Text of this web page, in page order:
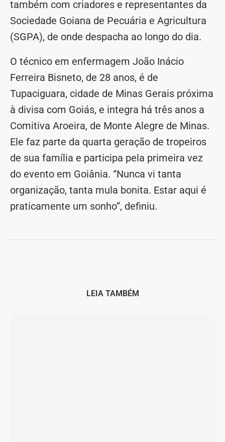
também com criadores e representantes da
Sociedade Goiana de Pecuária e Agricultura
(SGPA), de onde despacha ao longo do dia.
O técnico em enfermagem João Inácio
Ferreira Bisneto, de 28 anos, é de
Tupaciguara, cidade de Minas Gerais próxima
à divisa com Goiás, e integra há três anos a
Comitiva Aroeira, de Monte Alegre de Minas.
Ele faz parte da quarta geração de tropeiros
de sua família e participa pela primeira vez
do evento em Goiânia. “Nunca vi tanta
organização, tanta mula bonita. Estar aqui é
praticamente um sonho”, definiu.
LEIA TAMBÉM